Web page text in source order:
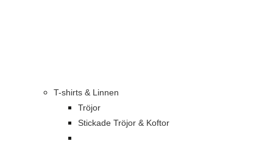
T-shirts & Linnen
Tröjor
Stickade Tröjor & Koftor